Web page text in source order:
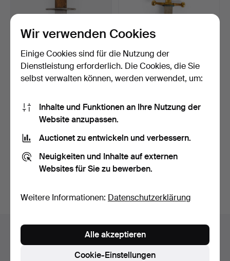
NAHKAMPFMESSER, für
die Felddivisionen der…
24 Tage
337 USD
STICKERT, Schweden, für
die Marine, um 190…
24 Tage
526 USD
Sie können auch inBeendete Auktionen aus unserem
suchen.
Fußzeilen-
Kontakt mit dem Support aufnehmen
Wir verwenden Cookies
Einige Cookies sind für die Nutzung der
Dienstleistung erforderlich. Die Cookies, die Sie
selbst verwalten können, werden verwendet, um:
Inhalte und Funktionen an Ihre Nutzung der
Website anzupassen.
Auctionet zu entwickeln und verbessern.
Neuigkeiten und Inhalte auf externen
Websites für Sie zu bewerben.
Weitere Informationen: Datenschutzerklärung
Cookie-Einstellungen
Alle akzeptieren